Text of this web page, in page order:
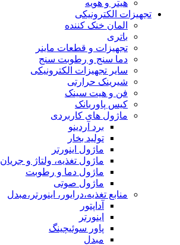
هیتر و هویه
تجهیزات الکترونیکی
المان خنک کننده
باتری
تجهیزات و قطعات ماینر
دما سنج و رطوبت سنج
سایر تجهیزات الکترونیکی
شیرینک حرارتی
فن و هیت سینک
کیس پاوربانک
ماژول های کاربردی
برد آردینو
تولید بخار
ماژول اینورتر
ماژول تغذیه، ولتاژ و جریان
ماژول دما و رطوبت
ماژول صوتی
منابع تغذیه،درایور، اینورتر،مبدل
آداپتور
اینورتر
پاور سوئیچینگ
مبدل